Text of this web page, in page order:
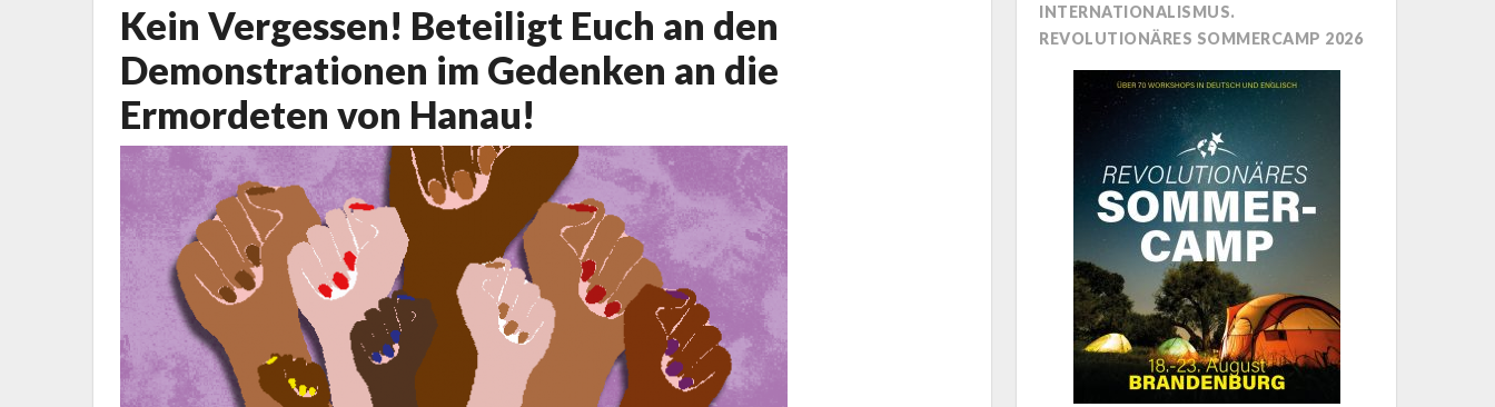
Kein Vergessen! Beteiligt Euch an den
Demonstrationen im Gedenken an die
Ermordeten von Hanau!
INTERNATIONALISMUS.
REVOLUTIONÄRES SOMMERCAMP 2026